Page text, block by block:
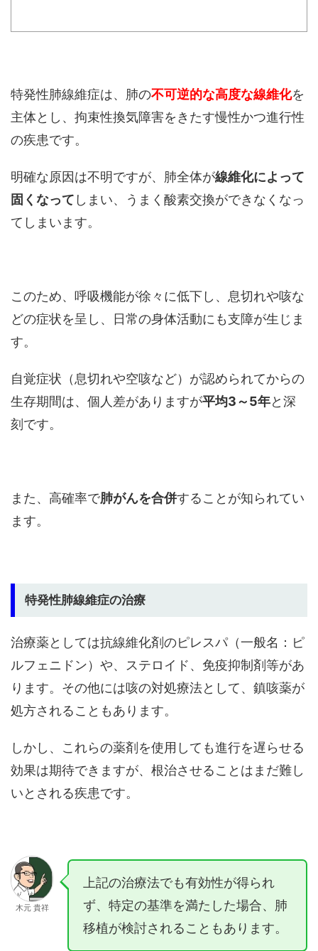
特発性肺線維症は、肺の不可逆的な高度な線維化を
主体とし、拘束性換気障害をきたす慢性かつ進行性
の疾患です。
明確な原因は不明ですが、肺全体が線維化によって
固くなって しまい、うまく酸素交換ができなくなっ
てしまいます。
このため、呼吸機能が徐々に低下し、息切れや咳な
どの症状を呈し、日常の身体活動にも支障が生じま
す。
自覚症状（息切れや空咳など）が認められてからの
生存期間は、個人差がありますが平均3～5年と深
刻です。
また、高確率で肺がんを合併することが知られてい
ます。
特発性肺線維症の治療
治療薬としては抗線維化剤のピレスパ（一般名：ピ
ルフェニドン）や、ステロイド、免疫抑制剤等があ
ります。その他には咳の対処療法として、鎮咳薬が
処方されることもあります。
しかし、これらの薬剤を使用しても進行を遅らせる
効果は期待できますが、根治させることはまだ難し
いとされる疾患です。
木元 貴祥
上記の治療法でも有効性が得られ
ず、特定の基準を満たした場合、肺
移植が検討されることもあります。